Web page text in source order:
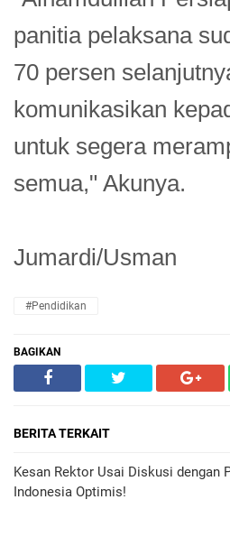
panitia pelaksana
70 persen
komunikasikan
untuk segera
semua," Akunya.
Jumardi/Usman
#Pendidikan
BAGIKAN
BERITA TERKAIT
Kesan Rektor Usai Diskusi dengan
Indonesia Optimis!